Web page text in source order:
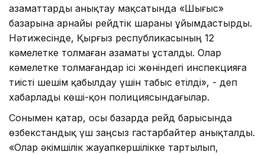
азаматтарды анықтау мақсатында «Шығыс»
базарына арнайы рейдтік шараны ұйымдастырды.
Нәтижесінде, Қырғыз республикасының 12
кәмелетке толмаған азаматы ұсталды. Олар
кәмелетке толмағандар ісі жөніндегі инспекцияға
тиісті шешім қабылдау үшін табыс етілді», - деп
хабарлады көші-қон полициясындағылар.
Сонымен қатар, осы базарда рейд барысында
өзбекстандық үш заңсыз гастарбайтер анықталды.
«Олар әкімшілік жауапкершілікке тартылып,